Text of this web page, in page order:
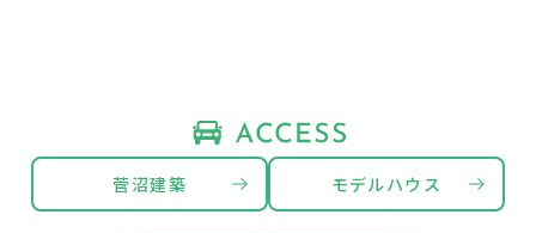
菅沼建築 モデルハウス